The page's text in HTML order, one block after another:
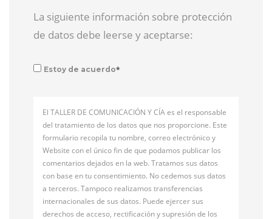
La siguiente información sobre protección
de datos debe leerse y aceptarse:
Estoy de acuerdo*
El TALLER DE COMUNICACIÓN Y CÍA es el responsable
del tratamiento de los datos que nos proporcione. Este
formulario recopila tu nombre, correo electrónico y
Website con el único fin de que podamos publicar los
comentarios dejados en la web. Tratamos sus datos
con base en tu consentimiento. No cedemos sus datos
a terceros. Tampoco realizamos transferencias
internacionales de sus datos. Puede ejercer sus
derechos de acceso, rectificación y supresión de los